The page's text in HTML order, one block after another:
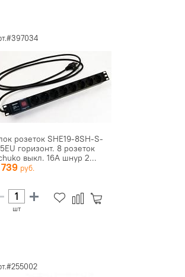
розеток SHE19-8SH-S-
горизонт. 8 розеток
выкл. 16А шнур 2...
шт